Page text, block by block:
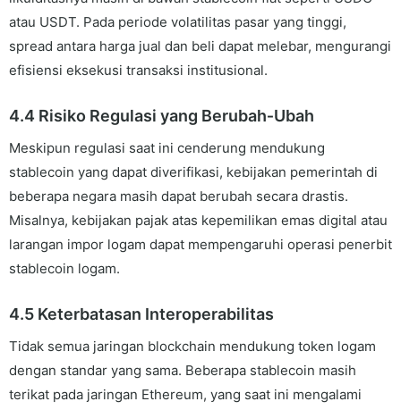
atau USDT. Pada periode volatilitas pasar yang tinggi,
spread antara harga jual dan beli dapat melebar, mengurangi
efisiensi eksekusi transaksi institusional.
4.4 Risiko Regulasi yang Berubah‑Ubah
Meskipun regulasi saat ini cenderung mendukung
stablecoin yang dapat diverifikasi, kebijakan pemerintah di
beberapa negara masih dapat berubah secara drastis.
Misalnya, kebijakan pajak atas kepemilikan emas digital atau
larangan impor logam dapat mempengaruhi operasi penerbit
stablecoin logam.
4.5 Keterbatasan Interoperabilitas
Tidak semua jaringan blockchain mendukung token logam
dengan standar yang sama. Beberapa stablecoin masih
terikat pada jaringan Ethereum, yang saat ini mengalami